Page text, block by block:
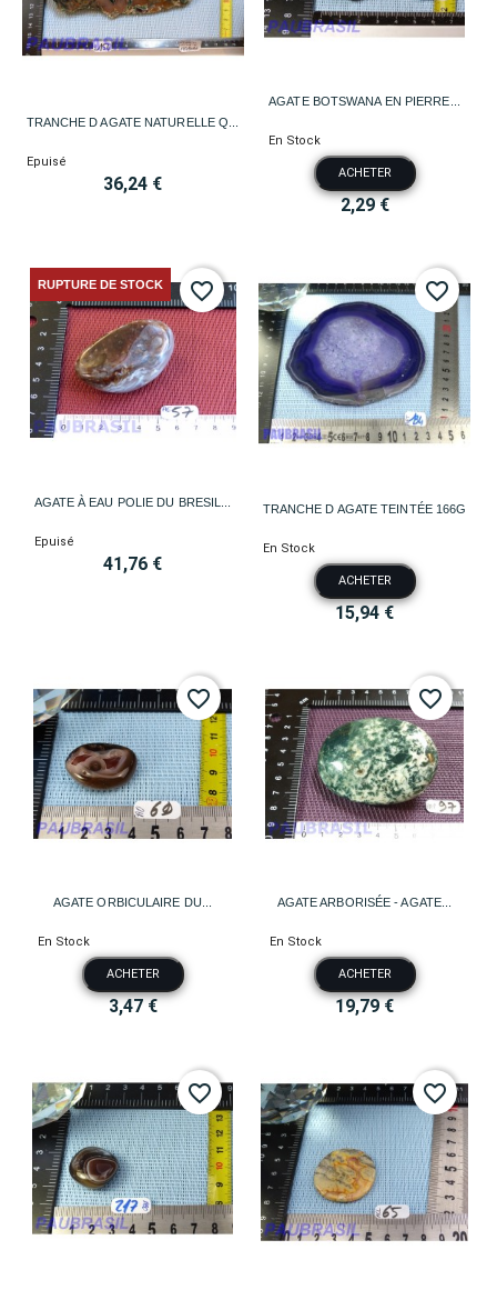
TRANCHE D AGATE NATURELLE Q...
Epuisé
36,24 €
AGATE BOTSWANA EN PIERRE...
En Stock
ACHETER
2,29 €
AGATE À EAU POLIE DU BRESIL...
Epuisé
41,76 €
RUPTURE DE STOCK favorite_border
TRANCHE D AGATE TEINTÉE 166G
En Stock
ACHETER
15,94 €
favorite_border
AGATE ORBICULAIRE DU...
En Stock
ACHETER
3,47 €
favorite_border
AGATE ARBORISÉE - AGATE...
En Stock
ACHETER
19,79 €
favorite_border
favorite_border favorite_border